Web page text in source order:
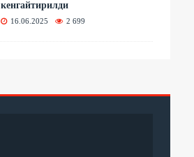
кенгайтирилди
16.06.2025 2 699